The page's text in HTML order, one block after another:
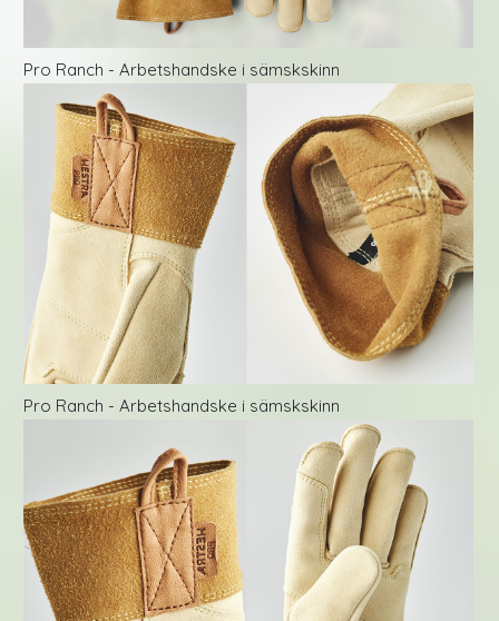
Pro Ranch - Arbetshandske i sämskskinn
Pro Ranch - Arbetshandske i sämskskinn